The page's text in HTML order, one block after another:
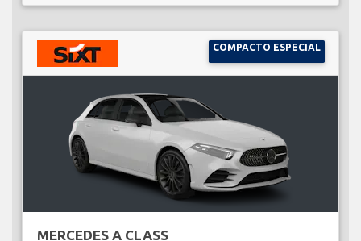
COMPACTO ESPECIAL
MERCEDES A CLASS